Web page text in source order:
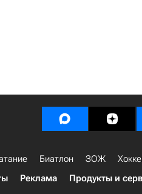
Биатлон ЗОЖ
Реклама Продукты и